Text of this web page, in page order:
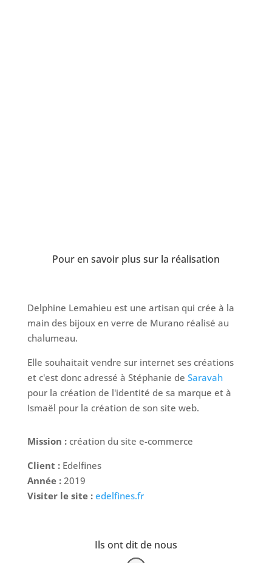
Pour en savoir plus sur la réalisation
Delphine Lemahieu est une artisan qui crée à la
main des bijoux en verre de Murano réalisé au
chalumeau.
Elle souhaitait vendre sur internet ses créations
et c'est donc adressé à Stéphanie de Saravah
pour la création de l'identité de sa marque et à
Ismaël pour la création de son site web.
Mission :création du site e-commerce
Client :Edelfines
Année :2019
Visiter le site : edelfines.fr
Ils ont dit de nous